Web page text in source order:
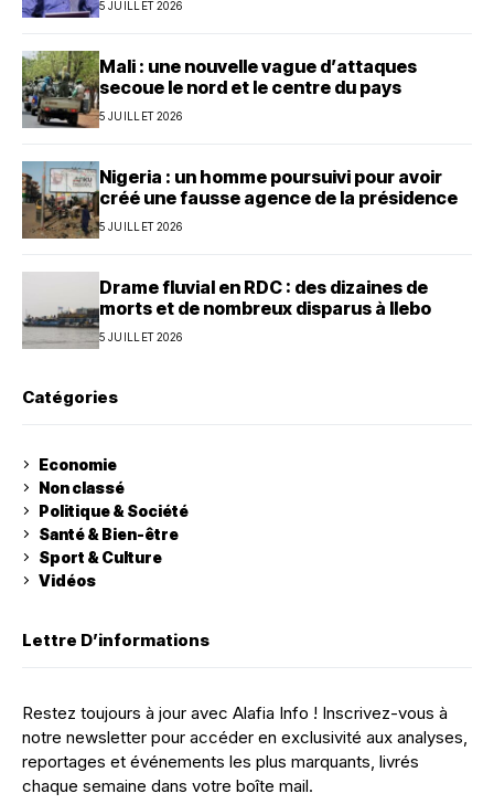
5 JUILLET 2026
Mali : une nouvelle vague d’attaques
secoue le nord et le centre du pays
5 JUILLET 2026
Nigeria : un homme poursuivi pour avoir
créé une fausse agence de la présidence
5 JUILLET 2026
Drame fluvial en RDC : des dizaines de
morts et de nombreux disparus à Ilebo
5 JUILLET 2026
Catégories
Economie
Non classé
Politique & Société
Santé & Bien-être
Sport & Culture
Vidéos
Lettre D’informations
Restez toujours à jour avec Alafia Info ! Inscrivez-vous à
notre newsletter pour accéder en exclusivité aux analyses,
reportages et événements les plus marquants, livrés
chaque semaine dans votre boîte mail.